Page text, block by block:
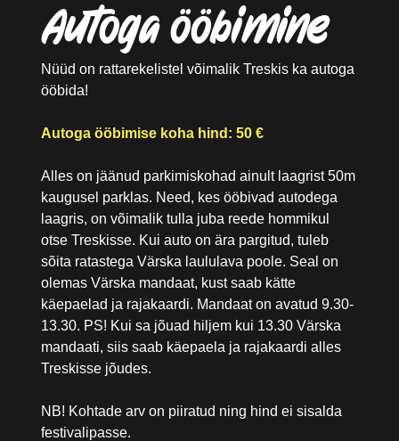
Autoga ööbimine
Nüüd on rattarekelistel võimalik Treskis ka autoga
ööbida!
Autoga ööbimise koha hind: 50 €
Alles on jäänud parkimiskohad ainult laagrist 50m
kaugusel parklas. Need, kes ööbivad autodega
laagris, on võimalik tulla juba reede hommikul
otse Treskisse. Kui auto on ära pargitud, tuleb
sõita ratastega Värska laululava poole. Seal on
olemas Värska mandaat, kust saab kätte
käepaelad ja rajakaardi. Mandaat on avatud 9.30-
13.30. PS! Kui sa jõuad hiljem kui 13.30 Värska
mandaati, siis saab käepaela ja rajakaardi alles
Treskisse jõudes.
NB! Kohtade arv on piiratud ning hind ei sisalda
festivalipasse.